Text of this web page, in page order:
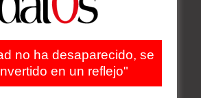
no ha desaparecido, se
en un reflejo"